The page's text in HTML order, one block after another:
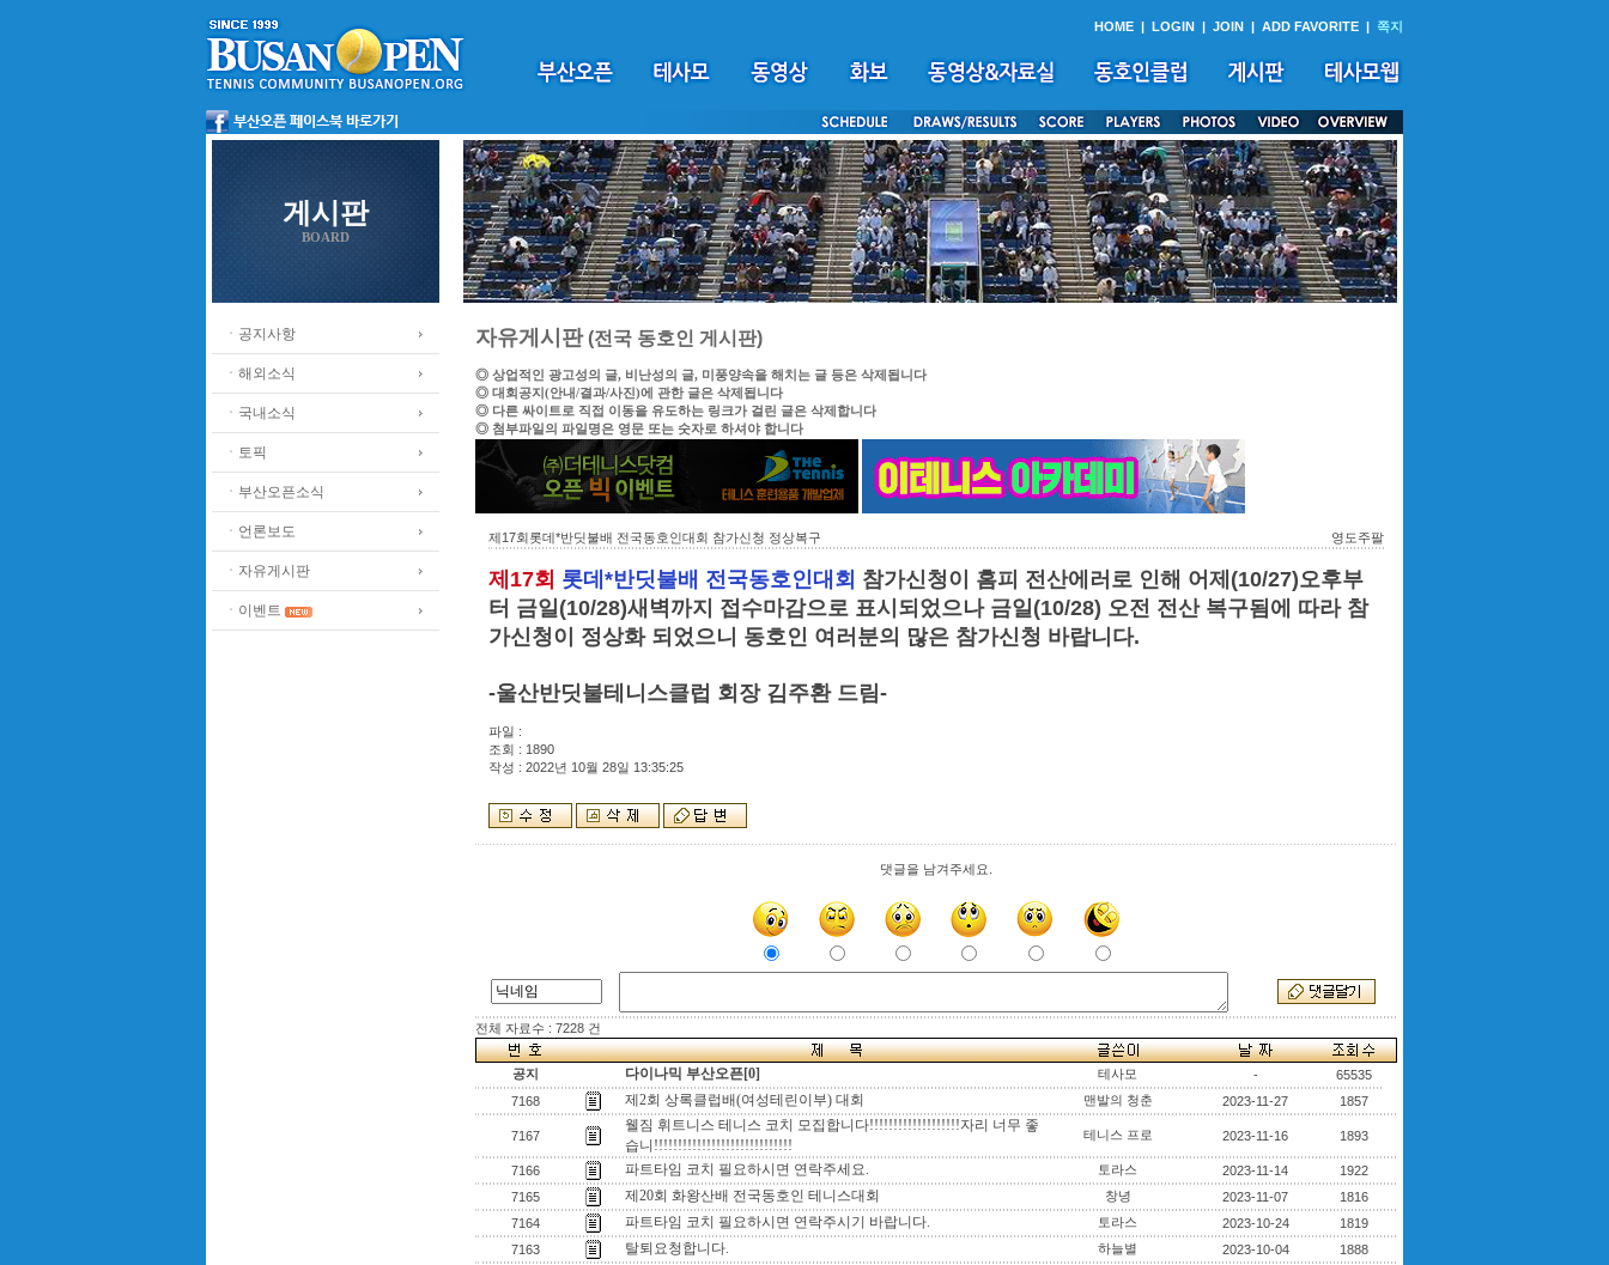
HOME | LOGIN | JOIN | ADD FAVORITE | 쪽지
게시판
BOARD
ㆍ공지사항
ㆍ해외소식
ㆍ국내소식
ㆍ토픽
ㆍ부산오픈소식
ㆍ언론보도
ㆍ자유게시판
ㆍ이벤트
자유게시판(전국 동호인 게시판)
◎ 상업적인 광고성의 글, 비난성의 글, 미풍양속을 해치는 글 등은 삭제됩니다
◎ 대회공지(안내/결과/사진)에 관한 글은 삭제됩니다
◎ 다른 싸이트로 직접 이동을 유도하는 링크가 걸린 글은 삭제합니다
◎ 첨부파일의 파일명은 영문 또는 숫자로 하셔야 합니다
제17회롯데*반딧불배 전국동호인대회 참가신청 정상복구 영도주팔
제17회 롯데*반딧불배 전국동호인대회 참가신청이 홈피 전산에러로 인해 어제(10/27)오후부
터 금일(10/28)새벽까지 접수마감으로 표시되었으나 금일(10/28) 오전 전산 복구됨에 따라 참
가신청이 정상화 되었으니 동호인 여러분의 많은 참가신청 바랍니다.
-울산반딧불테니스클럽 회장 김주환 드림-
파일 :
조회 : 1890
작성 : 2022년 10월 28일 13:35:25
댓글을 남겨주세요.
전체 자료수 : 7228 건
공지 다이나믹 부산오픈[0] 테사모 -
65535
7168
제2회 상록클럽배(여성테린이부) 대회 맨발의 청춘 2023-11-27 1857
7167
웰짐 휘트니스 테니스 코치 모집합니다!!!!!!!!!!!!!!!!!!!자리 너무 좋
습니!!!!!!!!!!!!!!!!!!!!!!!!!!!!!
테니스 프로 2023-11-16 1893
7166 파트타임 코치 필요하시면 연락주세요. 토라스 2023-11-14
1922
7165
제20회 화왕산배 전국동호인 테니스대회 창녕 2023-11-07
1816
7164
파트타임 코치 필요하시면 연락주시기 바랍니다. 토라스 2023-10-24
1819
7163
탈퇴요청합니다. 하늘별 2023-10-04
1888